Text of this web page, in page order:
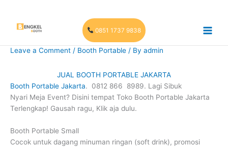
content
0851 1737 9838
Leave a Comment / Booth Portable / By admin
JUAL BOOTH PORTABLE JAKARTA
Booth Portable Jakarta. 0812 866 8989. Lagi Sibuk
Nyari Meja Event? Disini tempat Toko Booth Portable Jakarta
Terlengkap! Gausah ragu, Klik aja dulu.
Booth Portable Small
Cocok untuk dagang minuman ringan (soft drink), promosi